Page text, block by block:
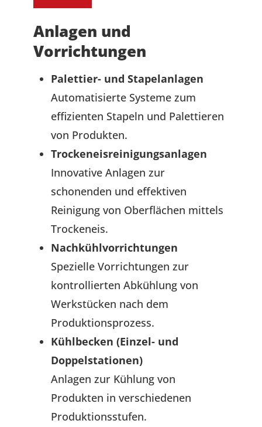
Anlagen und
Vorrichtungen
Palettier- und Stapelanlagen
Automatisierte Systeme zum
effizienten Stapeln und Palettieren
von Produkten.
Trockeneisreinigungsanlagen
Innovative Anlagen zur
schonenden und effektiven
Reinigung von Oberflächen mittels
Trockeneis.
Nachkühlvorrichtungen
Spezielle Vorrichtungen zur
kontrollierten Abkühlung von
Werkstücken nach dem
Produktionsprozess.
Kühlbecken (Einzel- und
Doppelstationen)
Anlagen zur Kühlung von
Produkten in verschiedenen
Produktionsstufen.